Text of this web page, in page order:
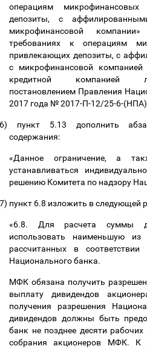
операциям
депозиты, с
микрофинансовой
требованиях к операциям
привлекающих депозиты, с
с микрофинансовой компанией
кредитной компанией
постановлением Правления
2017 года № 2017-П-12/25-6-
пункт 5.13 дополнить
содержания:
«Данное ограничение, а
устанавливаться
решению Комитета по надзору
пункт 6.8 изложить в следующей
«6.8. Для расчета суммы
использовать наименьшую
рассчитанных в
Национального банка.
МФК обязана получить
выплату дивидендов
получения разрешения
дивидендов должны быть
банк не позднее десяти
собрания акционеров МФК. К